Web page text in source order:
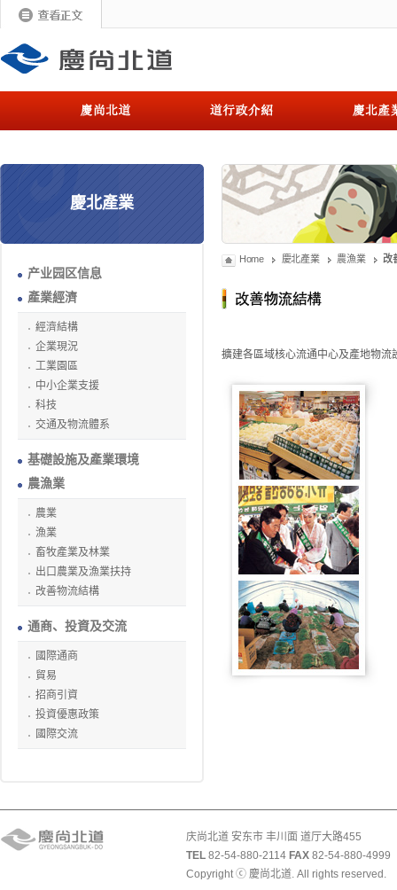
慶北產業
产业园区信息
產業經濟
經濟結構
企業現況
工業園區
中小企業支援
科技
交通及物流體系
基礎設施及產業環境
農漁業
農業
漁業
畜牧產業及林業
出口農業及漁業扶持
改善物流結構
通商、投資及交流
國際通商
貿易
招商引資
投資優惠政策
國際交流
Home 慶北產業 農漁業 改
擴建各區域核心流通中心及產地物
庆尚北道 安东市 丰川面 道厅大路455
TEL 82-54-880-2114 FAX 82-54-880-4999
Copyright ⓒ 慶尚北道. All rights reserved.